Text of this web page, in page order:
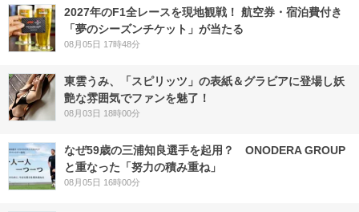
2027年のF1全レースを現地観戦！ 航空券・宿泊費付き
「夢のシーズンチケット」が当たる
08月05日 17時48分
東雲うみ、「スピリッツ」の表紙＆グラビアに登場し妖
艶な雰囲気でファンを魅了！
08月03日 18時00分
なぜ59歳の三浦知良選手を起用？ ONODERA GROUP
と重なった「努力の積み重ね」
08月05日 16時00分